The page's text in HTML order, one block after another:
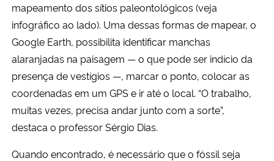
mapeamento dos sítios paleontológicos (veja
infográfico ao lado). Uma dessas formas de mapear, o
Google Earth, possibilita identificar manchas
alaranjadas na paisagem — o que pode ser indício da
presença de vestígios —, marcar o ponto, colocar as
coordenadas em um GPS e ir até o local. “O trabalho,
muitas vezes, precisa andar junto com a sorte”,
destaca o professor Sérgio Dias.
Quando encontrado, é necessário que o fóssil seja